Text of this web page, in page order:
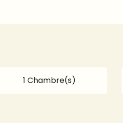
1 Chambre(s)